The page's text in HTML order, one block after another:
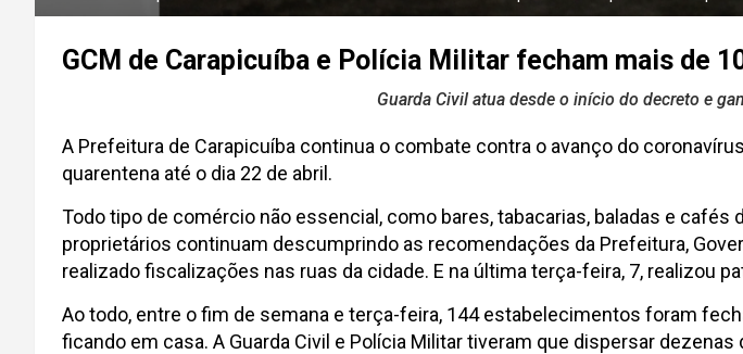
GCM de Carapicuíba e Polícia Militar fecham mais de
Guarda Civil atua desde o início do decreto e
A Prefeitura de Carapicuíba continua o combate contra o avanço do
quarentena até o dia 22 de abril.
Todo tipo de comércio não essencial, como bares, tabacarias, baladas e
proprietários continuam descumprindo as recomendações da Prefeitura,
realizado fiscalizações nas ruas da cidade. E na última terça-feira, 7, realizou
Ao todo, entre o fim de semana e terça-feira, 144 estabelecimentos foram
ficando em casa. A Guarda Civil e Polícia Militar tiveram que dispersar